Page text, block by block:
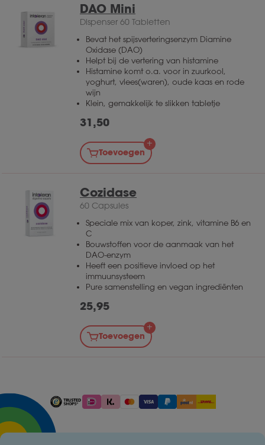
DAO Mini
Dispenser 60 Tabletten
Bevat het spijsverteringsenzym Diamine
Oxidase (DAO)
Helpt bij de vertering van histamine
Histamine komt o.a. voor in zuurkool,
yoghurt, vlees(waren), oude kaas en rode
wijn
Klein, gemakkelijk te slikken tabletje
31,50
Toevoegen
Cozidase
60 Capsules
Speciale mix van koper, zink, vitamine B6 en
C
Bouwstoffen voor de aanmaak van het
DAO-enzym
Heeft een positieve invloed op het
immuunsysteem
Pure samenstelling en vegan ingrediënten
25,95
Toevoegen